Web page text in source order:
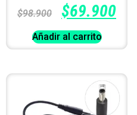
$98.900 $69.900
Añadir al carrito